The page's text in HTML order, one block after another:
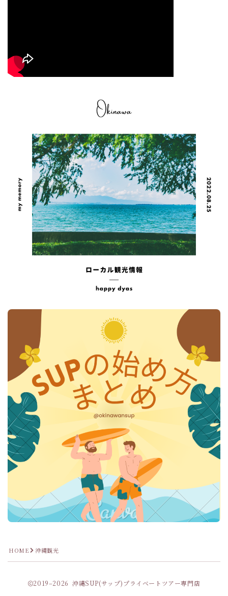
HOME 沖縄観光
2019–2026 沖縄SUP(サップ)プライベートツアー専門店